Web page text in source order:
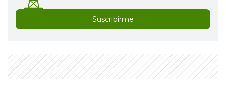
Suscribirme